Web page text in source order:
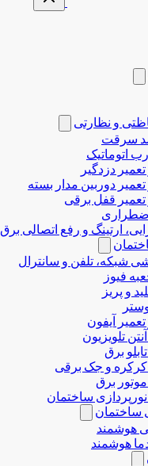
و نظارتی
سرقت
اتوماتیک
دزدگیر
دوربین مدار بسته
قفل برقی
ارتینگ و رفع اتصالی برق
شبکه، تلفن و سانترال
فیوز
و پریز
آیفون
تلویزیون
برق
و جک برقی
برق
ساختمان
ساختمان
هوشمند
هوشمند